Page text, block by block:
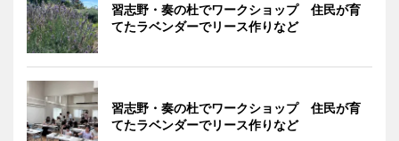
習志野・奏の杜でワークショップ 住民が育
てたラベンダーでリース作りなど
習志野・奏の杜でワークショップ 住民が育
てたラベンダーでリース作りなど